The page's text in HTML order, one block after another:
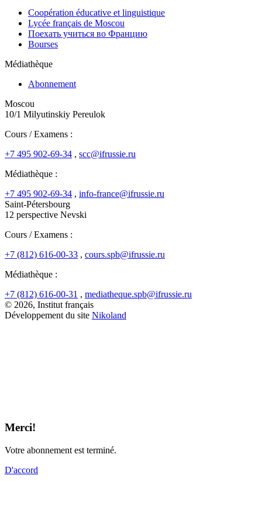
Coopération éducative et linguistique
Lycée français de Moscou
Поехать учиться во Францию
Bourses
Médiathèque
Abonnement
Moscou
10/1 Milyutinskiy Pereulok
Cours / Examens :
+7 495 902-69-34 , scc@ifrussie.ru
Médiathèque :
+7 495 902-69-34 , info-france@ifrussie.ru
Saint-Pétersbourg
12 perspective Nevski
Cours / Examens :
+7 (812) 616-00-33 , cours.spb@ifrussie.ru
Médiathèque :
+7 (812) 616-00-31 , mediatheque.spb@ifrussie.ru
© 2026, Institut français
Développement du site Nikoland
Merci!
Votre abonnement est terminé.
D'accord